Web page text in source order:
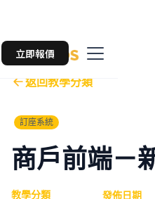
立即報價
返回教學分類
訂座系統
商戶前端－
教學分類 發佈日期